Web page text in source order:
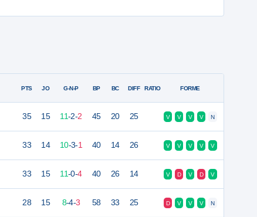
PTS JO G-N-P BP BC DIFF RATIO FORME
35 15 11-2-2 45 20 25 V V V V N
33 14 10-3-1 40 14 26 V V V V V
33 15 11-0-4 40 26 14 V D V D V
28 15 8-4-3 58 33 25 D V V V N